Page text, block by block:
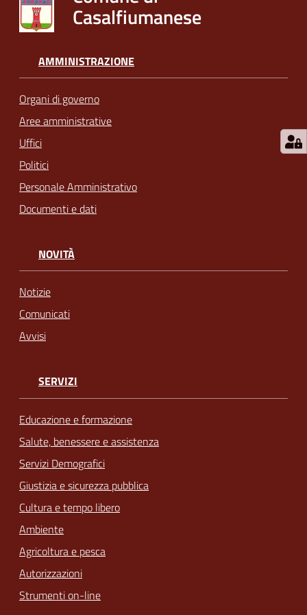
Casalfiumanese
AMMINISTRAZIONE
Organi di governo
Aree amministrative
Uffici
Politici
Personale Amministrativo
Documenti e dati
NOVITÀ
Notizie
Comunicati
Avvisi
SERVIZI
Educazione e formazione
Salute, benessere e assistenza
Servizi Demografici
Giustizia e sicurezza pubblica
Cultura e tempo libero
Ambiente
Agricoltura e pesca
Autorizzazioni
Strumenti on-line